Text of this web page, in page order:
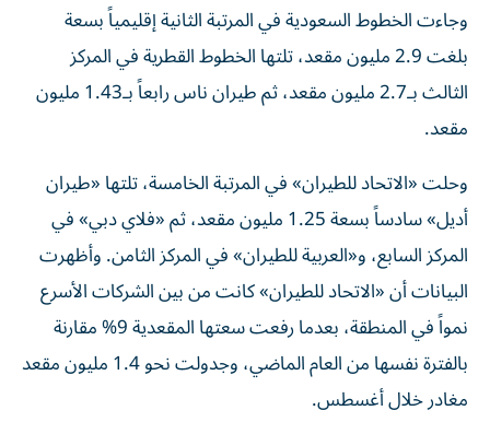
وجاءت الخطوط السعودية في المرتبة الثانية إقليمياً بسعة
بلغت 2.9 مليون مقعد، تلتها الخطوط القطرية في المركز
الثالث بـ2.7 مليون مقعد، ثم طيران ناس رابعاً بـ1.43 مليون
مقعد.
وحلت «الاتحاد للطيران» في المرتبة الخامسة، تلتها «طيران
أديل» سادساً بسعة 1.25 مليون مقعد، ثم «فلاي دبي» في
المركز السابع، و«العربية للطيران» في المركز الثامن. وأظهرت
البيانات أن «الاتحاد للطيران» كانت من بين الشركات الأسرع
نمواً في المنطقة، بعدما رفعت سعتها المقعدية 9% مقارنة
بالفترة نفسها من العام الماضي، وجدولت نحو 1.4 مليون مقعد
مغادر خلال أغسطس.